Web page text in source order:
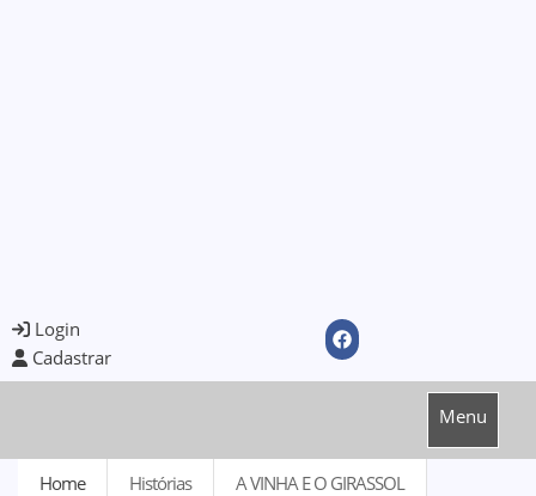
Login
Cadastrar
Menu
Home Histórias A VINHA E O GIRASSOL